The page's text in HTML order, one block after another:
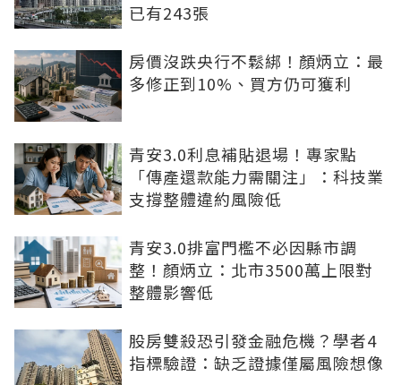
已有243張
房價沒跌央行不鬆綁！顏炳立：最
多修正到10%、買方仍可獲利
青安3.0利息補貼退場！專家點
「傳產還款能力需關注」：科技業
支撐整體違約風險低
青安3.0排富門檻不必因縣市調
整！顏炳立：北市3500萬上限對
整體影響低
股房雙殺恐引發金融危機？學者4
指標驗證：缺乏證據僅屬風險想像